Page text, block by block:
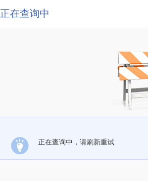
正在查询中
正在查询中，请刷新重试